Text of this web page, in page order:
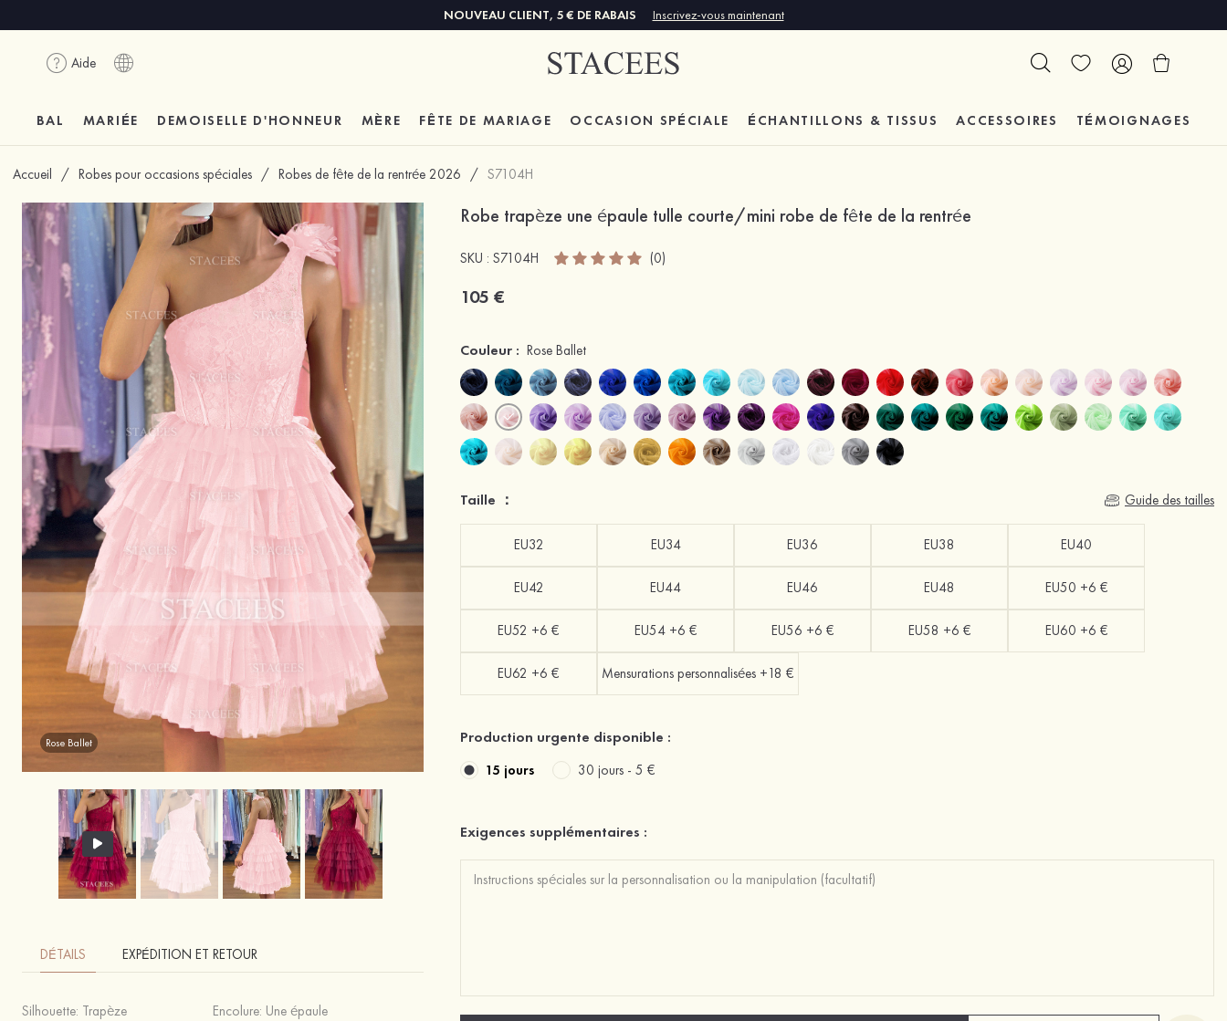
NOUVEAU CLIENT, 5 € DE RABAIS Inscrivez-vous maintenant
Aide
BAL MARIÉE DEMOISELLE D'HONNEUR MÈRE FÊTE DE MARIAGE OCCASION SPÉCIALE ÉCHANTILLONS & TISSUS ACCESSOIRES TÉMOIGNAGES
Accueil / Robes pour occasions spéciales / Robes de fête de la rentrée 2026 / S7104H
Rose Ballet
DÉTAILS EXPÉDITION ET RETOUR
Silhouette: Trapèze Encolure: Une épaule
Robe trapèze une épaule tulle courte/mini robe de fête de la rentrée
SKU : S7104H (0)
105 €
Couleur : Rose Ballet
Taille ： Guide des tailles
EU32 EU34 EU36 EU38 EU40
EU42 EU44 EU46 EU48 EU50 +6 €
EU52 +6 € EU54 +6 € EU56 +6 € EU58 +6 € EU60 +6 €
EU62 +6 € Mensurations personnalisées +18 €
Production urgente disponible :
15 jours 30 jours - 5 €
Exigences supplémentaires :